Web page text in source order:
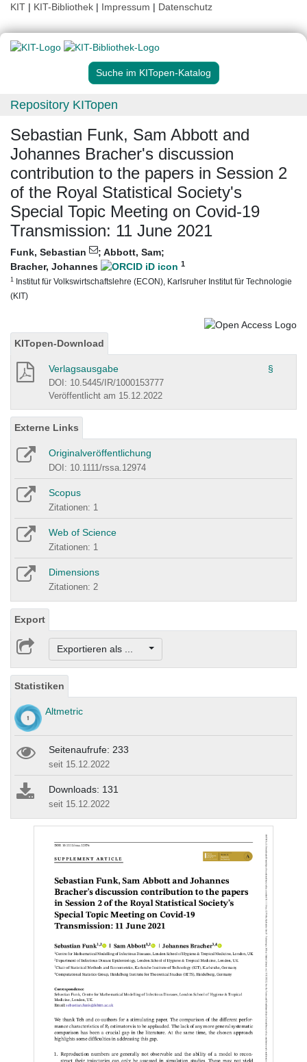
KIT | KIT-Bibliothek | Impressum | Datenschutz
Suche im KITopen-Katalog
Repository KITopen
Sebastian Funk, Sam Abbott and
Johannes Bracher's discussion
contribution to the papers in Session 2
of the Royal Statistical Society's
Special Topic Meeting on Covid‐19
Transmission: 11 June 2021
Funk, Sebastian ; Abbott, Sam;
Bracher, Johannes
1
1 Institut für Volkswirtschaftslehre (ECON), Karlsruher Institut für Technologie
(KIT)
KITopen-Download
Verlagsausgabe §
DOI: 10.5445/IR/1000153777
Veröffentlicht am 15.12.2022
Externe Links
Originalveröffentlichung
DOI: 10.1111/rssa.12974
Scopus
Zitationen: 1
Web of Science
Zitationen: 1
Dimensions
Zitationen: 2
Export
Exportieren als ...
Statistiken
Altmetric
Seitenaufrufe: 233
seit 15.12.2022
Downloads: 131
seit 15.12.2022